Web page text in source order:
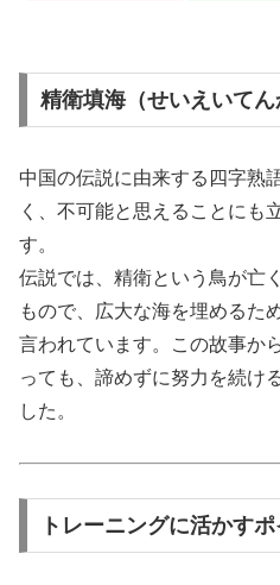
精衛填海（せいえいてん
中国の伝説に由来する四字熟
く、不可能と思えることにも
す。
伝説では、精衛という鳥が亡
もので、広大な海を埋めるた
言われています。この故事か
っても、諦めずに努力を続け
した。
トレーニングに活かすポ